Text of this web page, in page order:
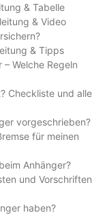
& Tabelle
& Video
& Tipps
Welche Regeln
Checkliste und alle
vorgeschrieben?
für meinen
Anhänger?
und Vorschriften
haben?